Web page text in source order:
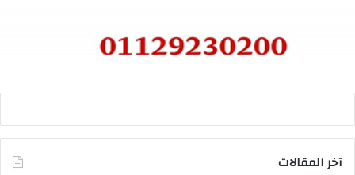
آخر المقالات